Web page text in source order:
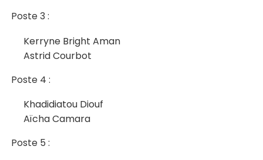
Poste 3 :
Kerryne Bright Aman
Astrid Courbot
Poste 4 :
Khadidiatou Diouf
Aïcha Camara
Poste 5 :